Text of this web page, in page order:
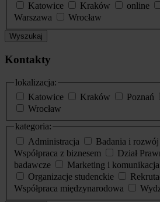
Katowice
Kraków online
Warszawa
Wrocław
Wyszukaj
Kontakty
lokalizacja:
Katowice
Kraków Poznań
Wrocław
kategoria:
Administracja
Badania i rozwój
Współpraca z biznesem
Dział
badawcze
Marketing i komunikacja
Organizacje studenckie
Współpraca międzynarodowa